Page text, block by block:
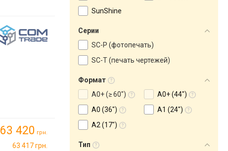
63 420 грн.
63 417 грн.
SunShine
Серии
SC-P (фотопечать)
SC-T (печать чертежей)
Формат
A0+ (≥ 60")
A0+ (44")
A0 (36")
A1 (24")
A2 (17")
Тип